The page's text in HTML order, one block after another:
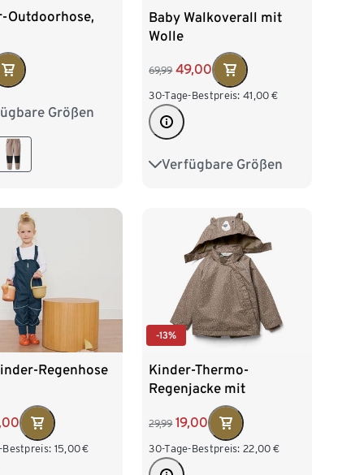
Outdoorhose,
Größen
98/104
Baby Walkoverall mit
Wolle
69,99 49,00
30-Tage-Bestpreis: 41,00 €
Verfügbare Größen
50/56 62/68 74/80
Regenhose
Bestpreis: 15,00€
-13%
Kinder-Thermo-
Regenjacke mit
Fleecefutter
29,99 19,00
30-Tage-Bestpreis: 22,00 €